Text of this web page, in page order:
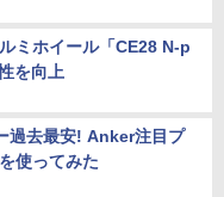
ミホイール「CE28 N-p
を向上
過去最安! Anker注目プ
使ってみた